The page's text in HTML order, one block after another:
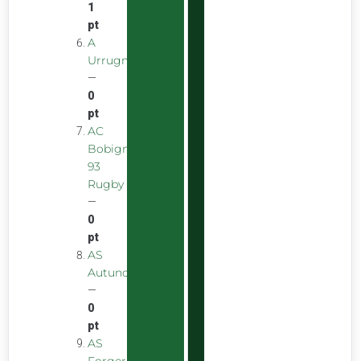
1
pt
A
Urrugnarrak
—
0
pt
AC
Bobigny
93
Rugby
—
0
pt
AS
Autunoise
—
0
pt
AS